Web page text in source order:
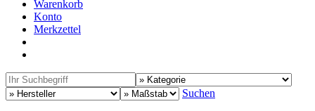
Warenkorb
Konto
Merkzettel
Suchen